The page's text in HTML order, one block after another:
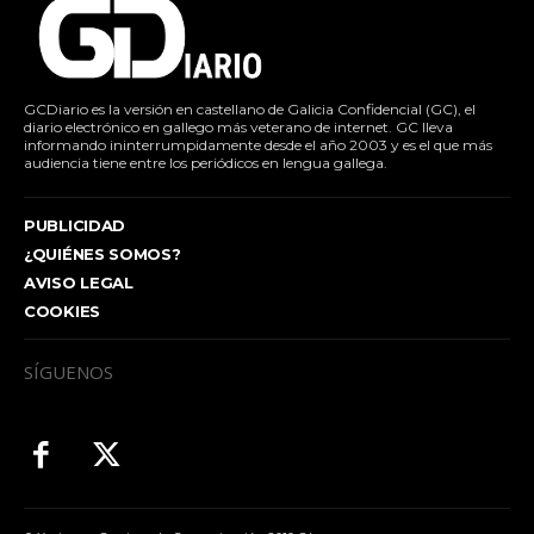
GCDiario es la versión en castellano de Galicia Confidencial (GC), el
diario electrónico en gallego más veterano de internet. GC lleva
informando ininterrumpidamente desde el año 2003 y es el que más
audiencia tiene entre los periódicos en lengua gallega.
PUBLICIDAD
¿QUIÉNES SOMOS?
AVISO LEGAL
COOKIES
SÍGUENOS